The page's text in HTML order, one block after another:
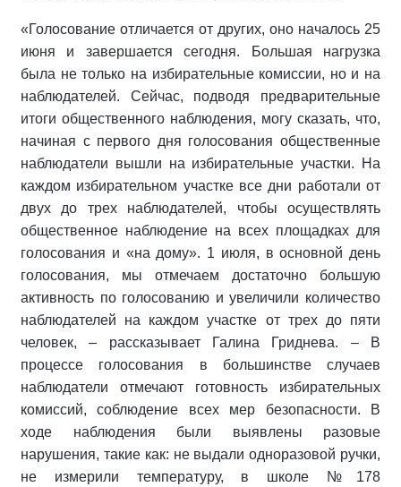
«Голосование отличается от других, оно началось 25
июня и завершается сегодня. Большая нагрузка
была не только на избирательные комиссии, но и на
наблюдателей. Сейчас, подводя предварительные
итоги общественного наблюдения, могу сказать, что,
начиная с первого дня голосования общественные
наблюдатели вышли на избирательные участки. На
каждом избирательном участке все дни работали от
двух до трех наблюдателей, чтобы осуществлять
общественное наблюдение на всех площадках для
голосования и «на дому». 1 июля, в основной день
голосования, мы отмечаем достаточно большую
активность по голосованию и увеличили количество
наблюдателей на каждом участке от трех до пяти
человек, – рассказывает Галина Гриднева. – В
процессе голосования в большинстве случаев
наблюдатели отмечают готовность избирательных
комиссий, соблюдение всех мер безопасности. В
ходе наблюдения были выявлены разовые
нарушения, такие как: не выдали одноразовой ручки,
не измерили температуру, в школе №178